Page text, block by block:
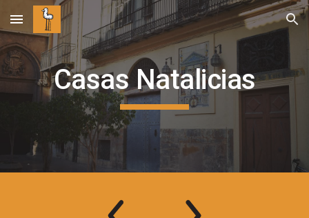
Skip to main content Skip to navigation
Casas Natalicias